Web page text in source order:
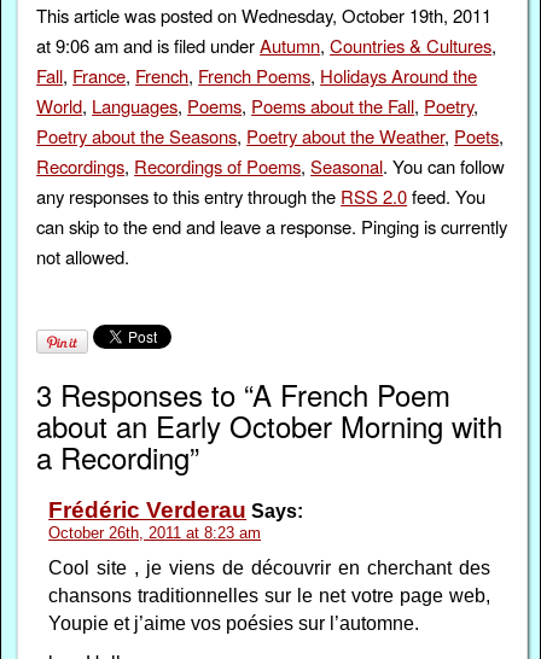
This article was posted on Wednesday, October 19th, 2011
at 9:06 am and is filed underAutumn,Countries & Cultures,
Fall, France, French, French Poems, Holidays Around the
World, Languages, Poems, Poems about the Fall, Poetry,
Poetry about the Seasons, Poetry about the Weather, Poets,
Recordings, Recordings of Poems,Seasonal. You can follow
any responses to this entry through the RSS 2.0feed. You
can skip to the end and leave a response. Pinging is currently
not allowed.
3 Responses to “A French Poem
about an Early October Morning with
a Recording”
Frédéric Verderau Says:
October 26th, 2011 at 8:23 am
Cool site , je viens de découvrir en cherchant des
chansons traditionnelles sur le net votre page web,
Youpie et j’aime vos poésies sur l’automne.